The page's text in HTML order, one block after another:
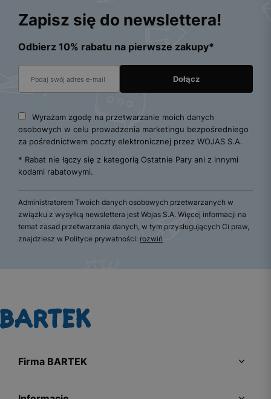
Zapisz się do newslettera!
Odbierz 10% rabatu na pierwsze zakupy*
Wyrażam zgodę na przetwarzanie moich danych
osobowych w celu prowadzenia marketingu bezpośredniego
za pośrednictwem poczty elektronicznej przez WOJAS S.A.
* Rabat nie łączy się z kategorią Ostatnie Pary ani z innymi
kodami rabatowymi.
Administratorem Twoich danych osobowych przetwarzanych w
związku z wysyłką newslettera jest Wojas S.A. Więcej informacji na
temat zasad przetwarzania danych, w tym przysługujących Ci praw,
znajdziesz w Polityce prywatności: rozwiń
Firma BARTEK